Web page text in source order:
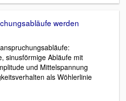
werden
sinusförmige Abläufe mit
und Mittelspannung
als Wöhlerlinie